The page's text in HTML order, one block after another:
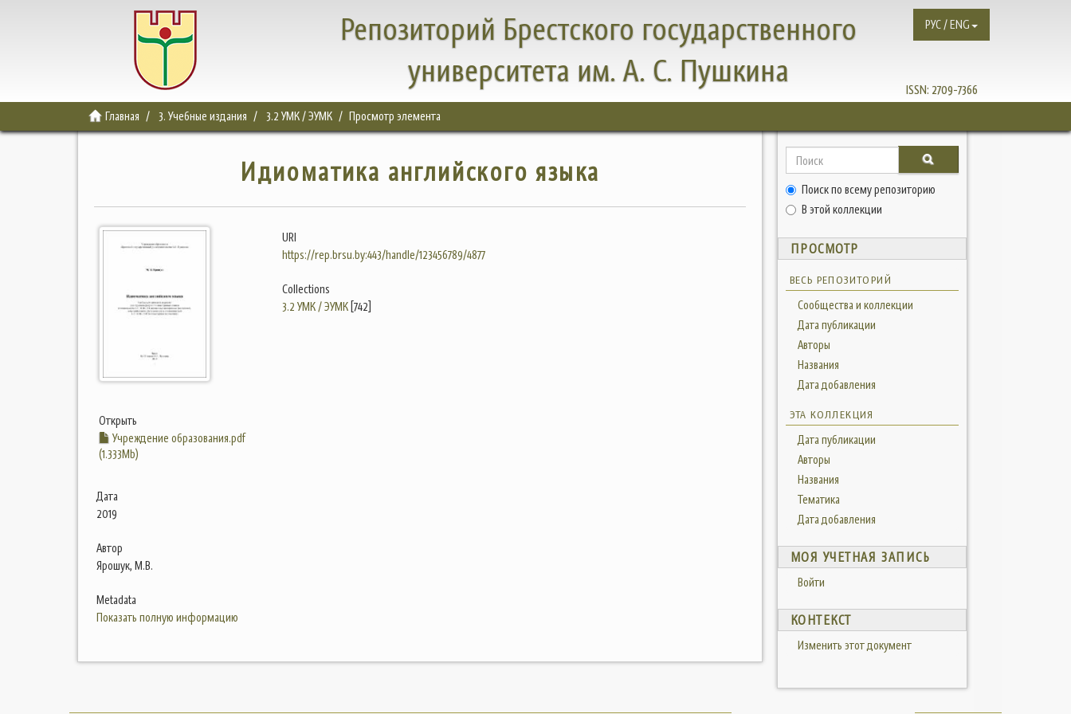
Репозиторий Брестского государственного
университета им. А. С. Пушкина
ISSN: 2709-7366
РУС / ENG
Главная 3. Учебные издания 3.2 УМК / ЭУМК Просмотр элемента
Идиоматика английского языка
Открыть
Учреждение образования.pdf
(1.333Mb)
Дата
2019
Автор
Ярошук, М.В.
Metadata
Показать полную информацию
URI
https://rep.brsu.by:443/handle/123456789/4877
Collections
3.2 УМК / ЭУМК[742]
Поиск по всему репозиторию
В этой коллекции
ПРОСМОТР
ВЕСЬ РЕПОЗИТОРИЙ
Сообщества и коллекции
Дата публикации
Авторы
Названия
Дата добавления
ЭТА КОЛЛЕКЦИЯ
Дата публикации
Авторы
Названия
Тематика
Дата добавления
МОЯ УЧЕТНАЯ ЗАПИСЬ
Войти
КОНТЕКСТ
Изменить этот документ